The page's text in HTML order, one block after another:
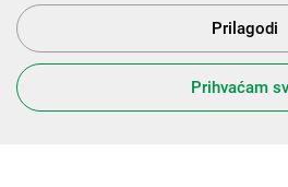
s
Prilagodi
Prihvaćam